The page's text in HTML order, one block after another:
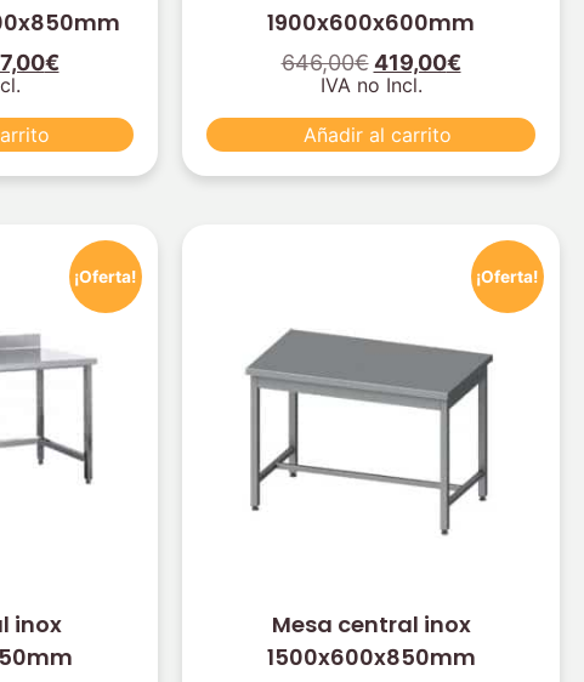
€
1900x600x600mm
646,00€ 419,00€
IVA no Incl.
Añadir al carrito
¡Oferta!
inox
¡Oferta!
Mesa central inox
1500x600x850mm